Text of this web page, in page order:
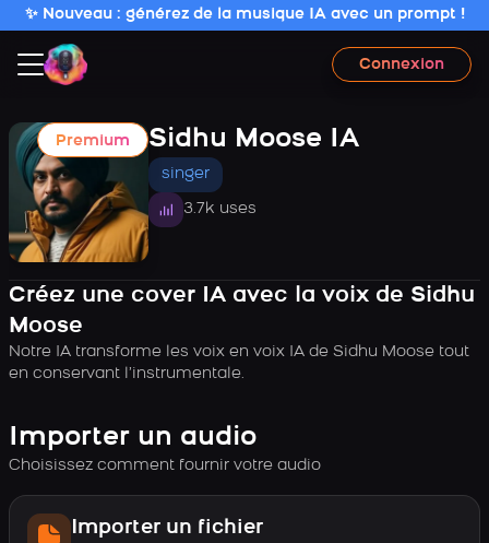
✨ Nouveau : générez de la musique IA avec un prompt !
Connexion
Premium Sidhu Moose IA
singer
3.7k uses
Créez une cover IA avec la voix de Sidhu
Moose
Notre IA transforme les voix en voix IA de Sidhu Moose tout
en conservant l’instrumentale.
Importer un audio
Choisissez comment fournir votre audio
Importer un fichier